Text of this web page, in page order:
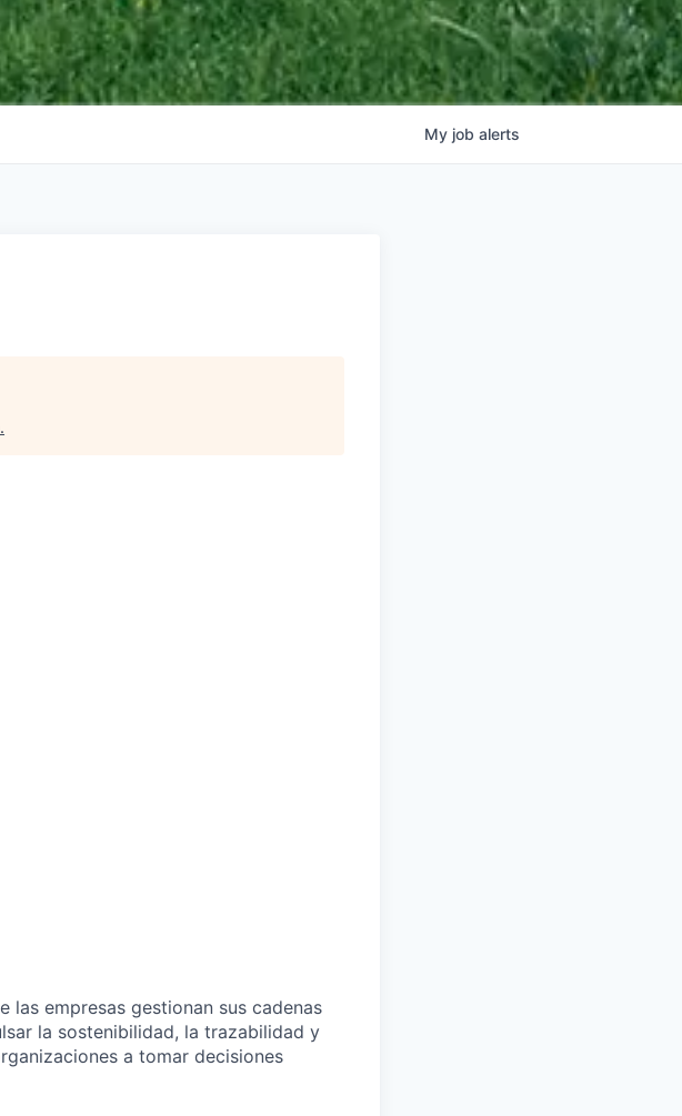
My job alerts
.
las empresas gestionan sus cadenas
la sostenibilidad, la trazabilidad y
a tomar decisiones